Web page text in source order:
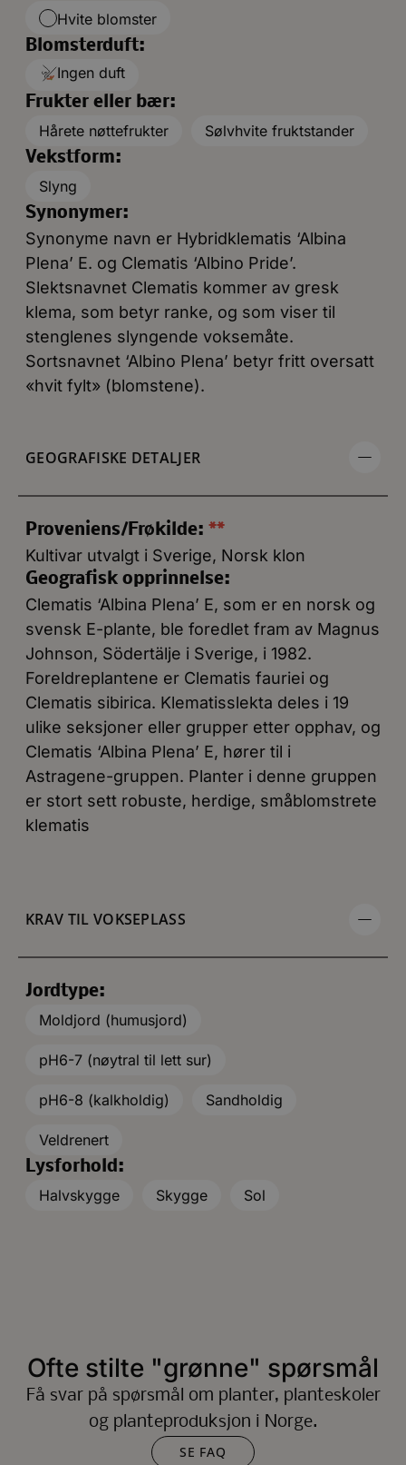
Hvite blomster
Blomsterduft:
Ingen duft
Frukter eller bær:
Hårete nøttefrukter
Sølvhvite fruktstander
Vekstform:
Slyng
Synonymer:
Synonyme navn er Hybridklematis ‘Albina
Plena’ E. og Clematis ‘Albino Pride’.
Slektsnavnet Clematis kommer av gresk
klema, som betyr ranke, og som viser til
stenglenes slyngende voksemåte.
Sortsnavnet ‘Albino Plena’ betyr fritt oversatt
«hvit fylt» (blomstene).
GEOGRAFISKE DETALJER
Proveniens/Frøkilde: **
Kultivar utvalgt i Sverige, Norsk klon
Geografisk opprinnelse:
Clematis ‘Albina Plena’ E, som er en norsk og
svensk E-plante, ble foredlet fram av Magnus
Johnson, Södertälje i Sverige, i 1982.
Foreldreplantene er Clematis fauriei og
Clematis sibirica. Klematisslekta deles i 19
ulike seksjoner eller grupper etter opphav, og
Clematis ‘Albina Plena’ E, hører til i
Astragene-gruppen. Planter i denne gruppen
er stort sett robuste, herdige, småblomstrete
klematis
KRAV TIL VOKSEPLASS
Jordtype:
Moldjord (humusjord)
pH6-7 (nøytral til lett sur)
pH6-8 (kalkholdig) Sandholdig
Veldrenert
Lysforhold:
Halvskygge
Skygge Sol
Ofte stilte "grønne" spørsmål
Få svar på spørsmål om planter, planteskoler
og planteproduksjon i Norge.
SE FAQ